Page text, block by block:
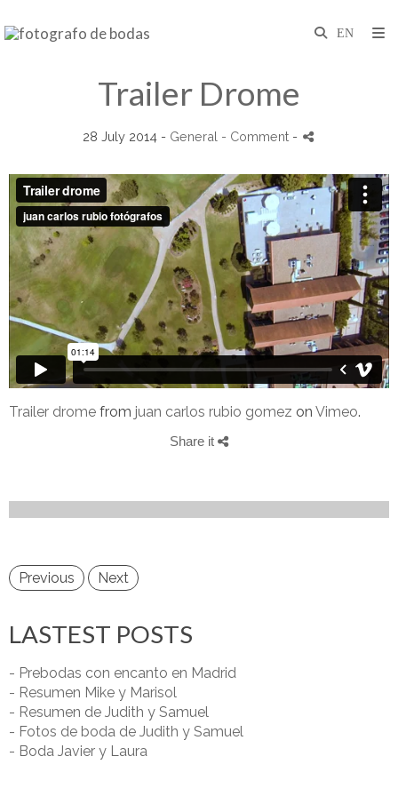
Trailer Drome
28 July 2014 - General - Comment -
Trailer drome from juan carlos rubio gomez on Vimeo.
Share it
Previous Next
LASTEST POSTS
- Prebodas con encanto en Madrid
- Resumen Mike y Marisol
- Resumen de Judith y Samuel
- Fotos de boda de Judith y Samuel
- Boda Javier y Laura